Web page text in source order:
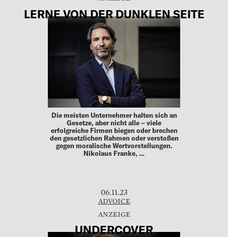
LERNE VON DER DUNKLEN SEITE
Die meisten Unternehmer halten sich an
Gesetze, aber nicht alle – viele
erfolgreiche Firmen biegen oder brechen
den gesetzlichen Rahmen oder verstoßen
gegen moralische Wertvorstellungen.
Nikolaus Franke, …
06.11.23
ADVOICE
UNDERCOVER